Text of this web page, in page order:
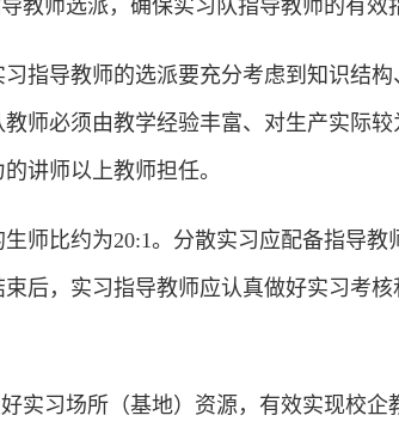
教师选派，确保实习队指导教师的有效
指导教师的选派要充分考虑到知识结
师必须由教学经验丰富、对生产实际
讲师以上教师担任。
师比约为20:1。分散实习应配备指导
后，实习指导教师应认真做好实习考
实习场所（基地）资源，有效实现校企